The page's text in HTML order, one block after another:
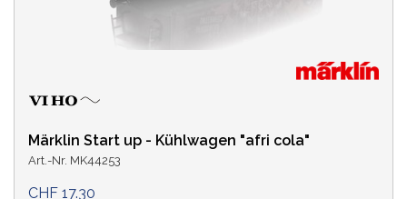
Märklin Start up - Kühlwagen "afri cola"
Art.-Nr. MK44253
CHF 17.30